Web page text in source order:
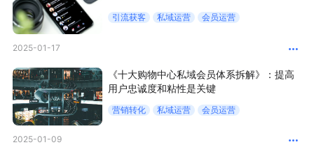
认证服务商 设计服务商
有赞云
引流获客 私域运营 会员运营
2025-01-17
《十大购物中心私域会员体系拆解》：提高
用户忠诚度和粘性是关键
营销转化 私域运营 会员运营
2025-01-09